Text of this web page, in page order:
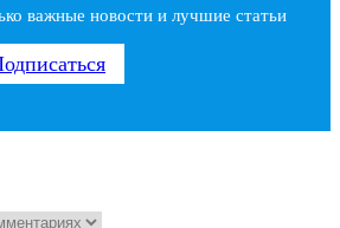
важные новости и лучшие статьи